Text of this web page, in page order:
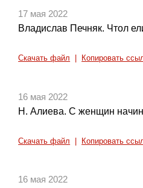
17 мая 2022
Владислав Печняк. Чтол
Скачать файл Копировать
16 мая 2022
Н. Алиева. С женщин
Скачать файл Копировать
16 мая 2022